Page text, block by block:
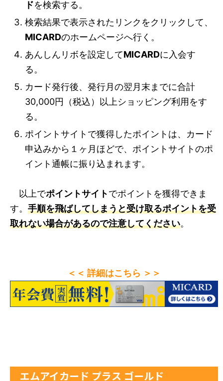
ドを検索する。
検索結果で表示されたリンクをクリックして、
MICARDのホームページへ行く。
あんしんリボを設定してMICARDに入会す
る。
カード発行後、発行月の翌月末までに合計
30,000円（税込）以上ショッピング利用をす
る。
ポイントサイトで獲得したポイントは、カード
申込みから１ヶ月ほどで、ポイントサイトのポ
イント通帳に振り込まれます。
以上でポイントサイトでポイントを獲得できま
す。 手順を飛ばしてしまうと受け取るポイントを受
取れない場合があるので注意してください。
＜＜ 詳細はこちら ＞＞
エムアイカード プラス ゴールド